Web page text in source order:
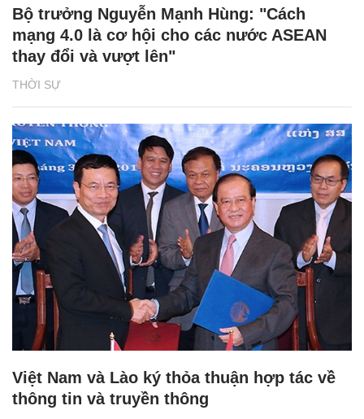
THỜI SỰ
Bộ trưởng Nguyễn Mạnh Hùng: "Cách
mạng 4.0 là cơ hội cho các nước ASEAN
thay đổi và vượt lên"
Việt Nam và Lào ký thỏa thuận hợp tác về
thông tin và truyền thông